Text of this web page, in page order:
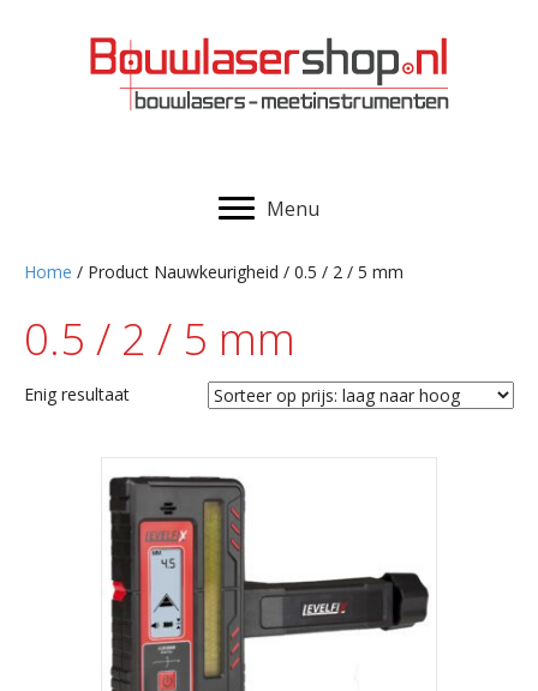
Menu
Home / Product Nauwkeurigheid / 0.5 / 2 / 5 mm
0.5 / 2 / 5 mm
Enig resultaat